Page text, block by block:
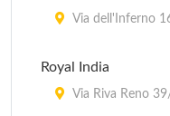
Via dell'Inferno
Royal India
Via Riva Reno